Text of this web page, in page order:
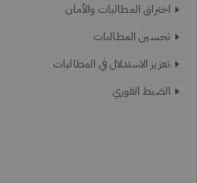
اختراق المطالبات والأمان
تحسين المطالبات
تعزيز الاستدلال في المطالبات
الضبط الفوري